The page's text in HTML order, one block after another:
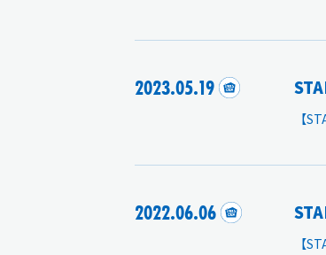
2023.05.19
【
2022.06.06
【